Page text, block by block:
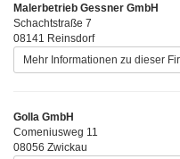
Malerbetrieb Gessner GmbH
Schachtstraße 7
08141 Reinsdorf
Mehr Informationen zu dieser
Golla GmbH
Comeniusweg 11
08056 Zwickau